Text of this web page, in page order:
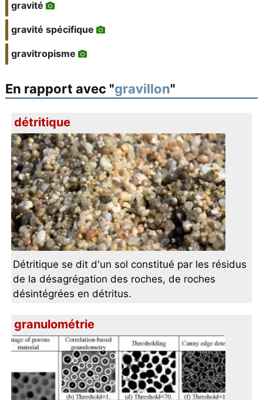
gravité
gravité spécifique
gravitropisme
En rapport avec "gravillon"
détritique
Détritique se dit d'un sol constitué par les résidus
de la désagrégation des roches, de roches
désintégrées en détritus.
granulométrie